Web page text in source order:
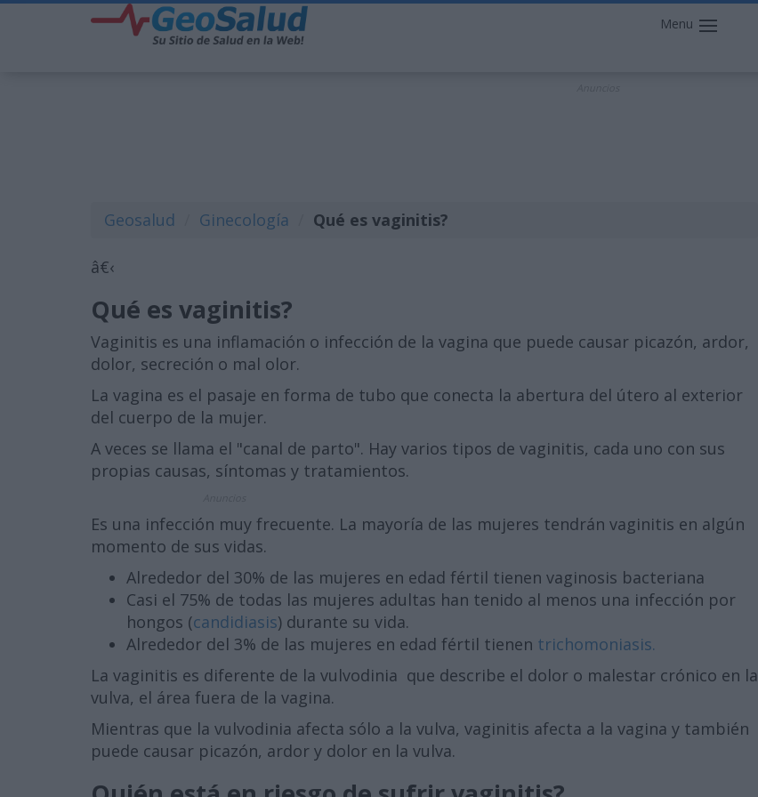
Menu
Geosalud Ginecología Qué es vaginitis?
â€‹
Qué es vaginitis?
Vaginitis es una inflamación o infección de la vagina que puede causar picazón, ardor,
dolor, secreción o mal olor.
La vagina es el pasaje en forma de tubo que conecta la abertura del útero al exterior
del cuerpo de la mujer.
A veces se llama el "canal de parto". Hay varios tipos de vaginitis, cada uno con sus
propias causas, síntomas y tratamientos.
Es una infección muy frecuente. La mayoría de las mujeres tendrán vaginitis en algún
momento de sus vidas.
Alrededor del 30% de las mujeres en edad fértil tienen vaginosis bacteriana
Casi el 75% de todas las mujeres adultas han tenido al menos una infección por
hongos (candidiasis) durante su vida.
Alrededor del 3% de las mujeres en edad fértil tienen trichomoniasis.
La vaginitis es diferente de la vulvodinia que describe el dolor o malestar crónico en la
vulva, el área fuera de la vagina.
Mientras que la vulvodinia afecta sólo a la vulva, vaginitis afecta a la vagina y también
puede causar picazón, ardor y dolor en la vulva.